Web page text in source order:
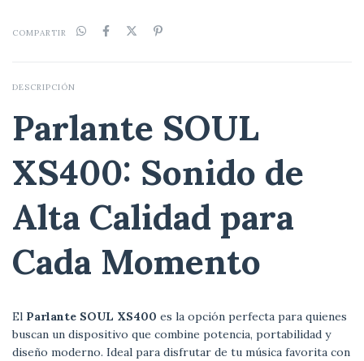
COMPARTIR
DESCRIPCIÓN
Parlante SOUL
XS400: Sonido de
Alta Calidad para
Cada Momento
El Parlante SOUL XS400 es la opción perfecta para quienes
buscan un dispositivo que combine potencia, portabilidad y
diseño moderno. Ideal para disfrutar de tu música favorita con